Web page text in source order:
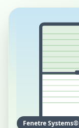
Fenetre Systems®